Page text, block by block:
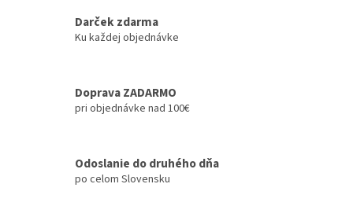
Darček zdarma
Ku každej objednávke
Doprava ZADARMO
pri objednávke nad 100€
Odoslanie do druhého dňa
po celom Slovensku